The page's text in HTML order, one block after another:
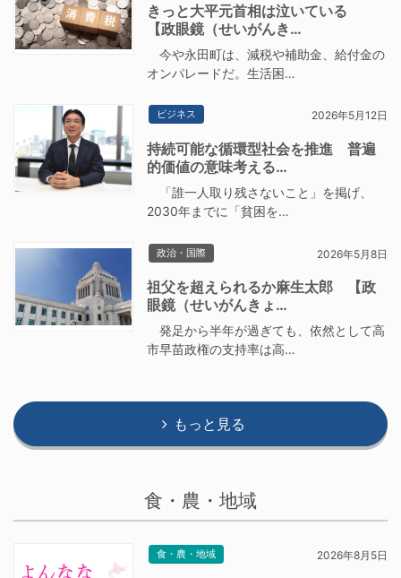
きっと大平元首相は泣いている
【政眼鏡（せいがんき…
今や永田町は、減税や補助金、給付金の
オンパレードだ。生活困…
ビジネス 2026年5月12日
持続可能な循環型社会を推進 普遍
的価値の意味考える…
「誰一人取り残さないこと」を掲げ、
2030年までに「貧困を…
政治・国際 2026年5月8日
祖父を超えられるか麻生太郎 【政
眼鏡（せいがんきょ…
発足から半年が過ぎても、依然として高
市早苗政権の支持率は高…
もっと見る
食・農・地域
食・農・地域 2026年8月5日